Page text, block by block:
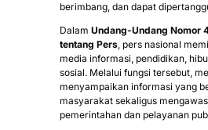
berimbang, dan dapat
Dalam Undang-Undang Nomor
tentang Pers, pers nasional
media informasi, pendidikan,
sosial. Melalui fungsi tersebut,
menyampaikan informasi yang
masyarakat sekaligus
pemerintahan dan pelayanan